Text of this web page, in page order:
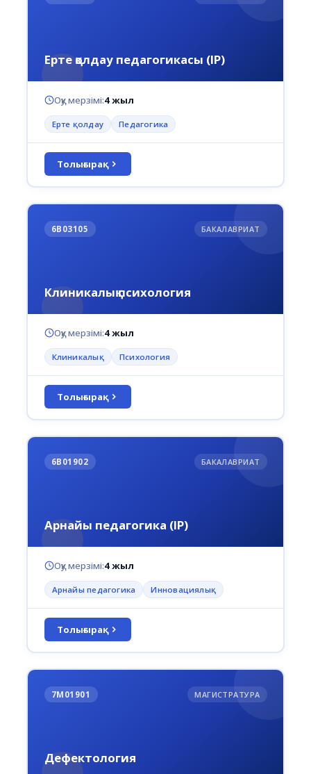
Ерте қолдау педагогикасы (IP)
Оқу мерзімі:4 жыл
Ерте қолдау Педагогика
Толығырақ
6В03105 БАКАЛАВРИАТ
Клиникалық психология
Оқу мерзімі:4 жыл
Клиникалық Психология
Толығырақ
6В01902 БАКАЛАВРИАТ
Арнайы педагогика (IP)
Оқу мерзімі:4 жыл
Арнайы педагогика Инновациялық
Толығырақ
7М01901 МАГИСТРАТУРА
Дефектология